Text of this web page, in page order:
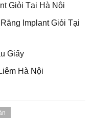
Giỏi Tại Hà Nội
Implant Giỏi Tại
Giấy
Hà Nội